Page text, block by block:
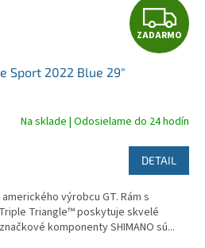
Z
A
A
R
M
ZADARMO
Sport 2022 Blue 29"
Na sklade | Odosielame do 24 hodín
DETAIL
výrobcu GT. Rám s
Triangle™ poskytuje skvelé
komponenty SHIMANO sú...